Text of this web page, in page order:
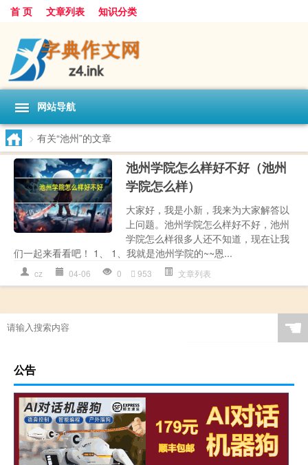
首 页 文章列表 知识分类
网站导航
> 有关“池州”的文章
池州学院怎么样好不好（池州
学院怎么样）
大家好，我是小新，我来为大家解答以
上问题。池州学院怎么样好不好，池州
学院怎么样很多人还不知道，现在让我
们一起来看看吧！ 1、 1、我就是池州学院的~~恩...
cz 04-06 0 953 文章列表
☚
公告